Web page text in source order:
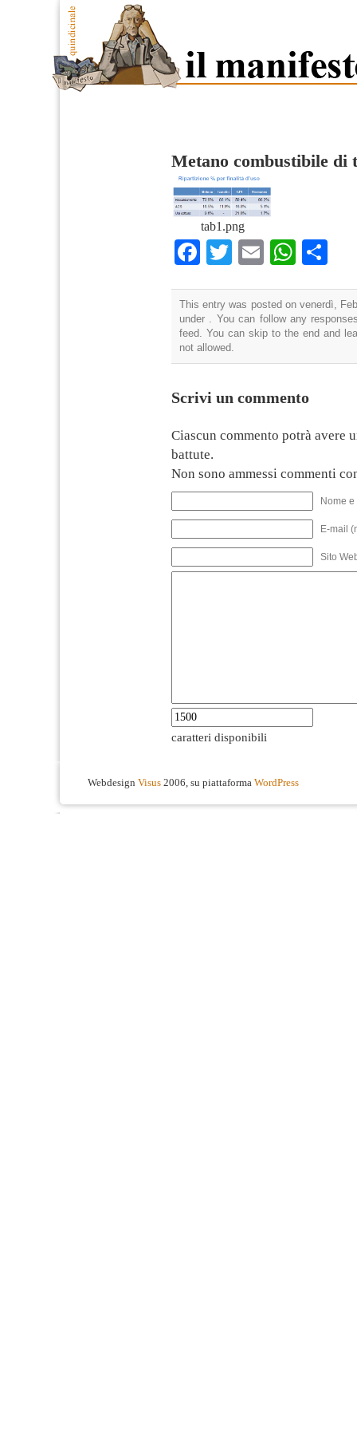
Metano combustibile di
tab1.png
Facebook
TwitterEmail
This entry was posted on venerdì,
under . You can follow any
feed. You can skip to the end and
not allowed.
Scrivi un commento
Ciascun commento potrà avere
battute.
Non sono ammessi commenti
Nome
E-mail
Sito
caratteri disponibili
Webdesign Visus 2006, su piattaforma WordPress